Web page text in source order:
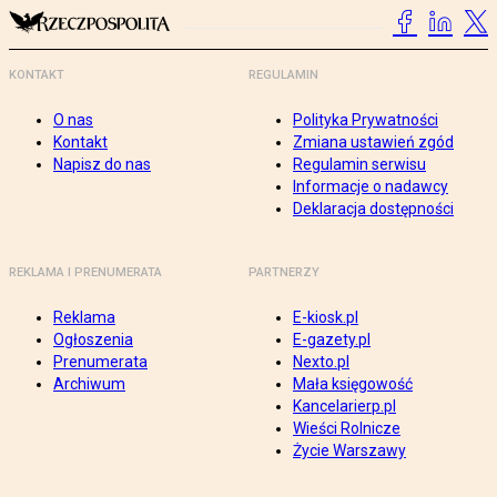
KONTAKT
O nas
Kontakt
Napisz do nas
REGULAMIN
Polityka Prywatności
Zmiana ustawień zgód
Regulamin serwisu
Informacje o nadawcy
Deklaracja dostępności
REKLAMA I PRENUMERATA
Reklama
Ogłoszenia
Prenumerata
Archiwum
PARTNERZY
E-kiosk.pl
E-gazety.pl
Nexto.pl
Mała księgowość
Kancelarierp.pl
Wieści Rolnicze
Życie Warszawy